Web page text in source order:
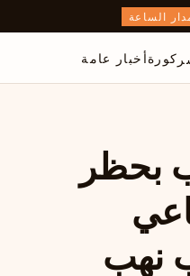
الساعة
كورةأخبار عامة
بحظر
نهب